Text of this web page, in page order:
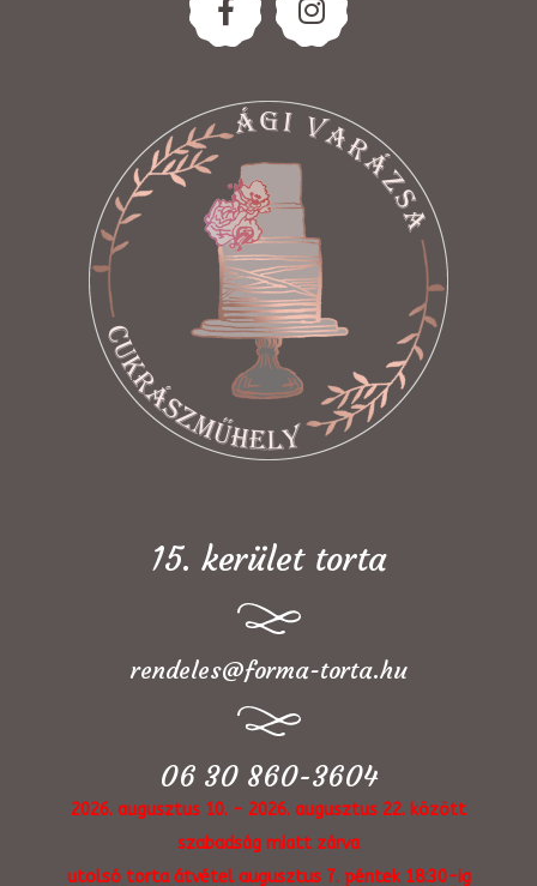
15. kerület torta
rendeles@forma-torta.hu
06 30 860-3604
2026. augusztus 10. - 2026. augusztus 22. között
szabadság miatt zárva
utolsó torta átvétel augusztus 7. péntek 18:30-ig